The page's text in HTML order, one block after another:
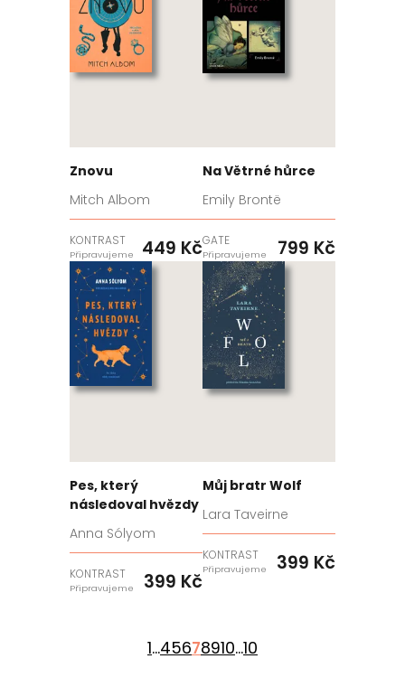
Znovu
Mitch Albom
KONTRAST
Připravujeme 449 Kč
Na Větrné hůrce
Emily Brontë
GATE
Připravujeme 799 Kč
Pes, který
následoval hvězdy
Anna Sólyom
KONTRAST
Připravujeme 399 Kč
Můj bratr Wolf
Lara Taveirne
KONTRAST
Připravujeme 399 Kč
1...45678910...10